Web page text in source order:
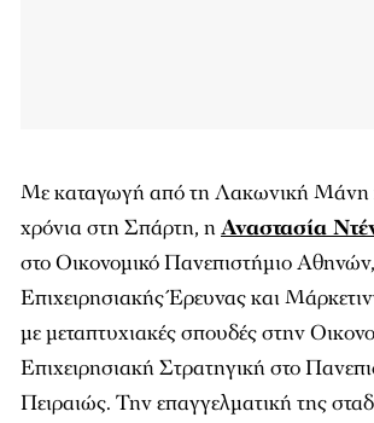
Με καταγωγή από τη Λακωνική Μάνη
χρόνια στη Σπάρτη, ηΑναστασία
στο Οικονομικό Πανεπιστήμιο
Επιχειρησιακής Έρευνας και
με μεταπτυχιακές σπουδές στην
Επιχειρησιακή Στρατηγική στο
Πειραιώς. Την επαγγελματική της